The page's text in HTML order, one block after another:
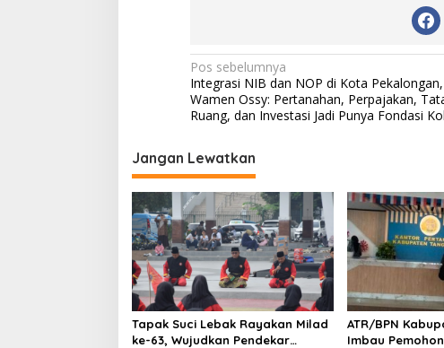
N
a
v
i
g
a
s
i
p
o
s
Pos sebelumnya
Integrasi NIB dan NOP di Kota Pekalongan,
Wamen Ossy: Pertanahan, Perpajakan,
Ruang, dan Investasi Jadi Punya Fondasi
Jangan Lewatkan
Tapak Suci Lebak Rayakan Milad
ke-63, Wujudkan Pendekar
ATR/BPN
Imbau